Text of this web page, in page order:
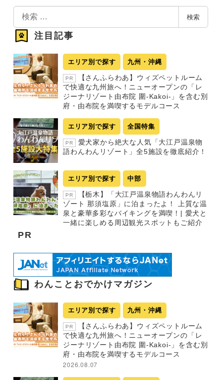
索
検索
注目記事
エリア別で探す 九州・沖縄
PR
【さんふらわあ】ウィズペットルーム
で快適な九州旅へ！ニューオープンの「レ
ジーナリゾート由布院 圍-Kakoi-」を含む別
府・由布院を満喫するモデルコース
エリア別で探す 全国特集
PR
愛犬家から絶大な人気「大江戸温泉物
語わんわんリゾート」全5施設を徹底紹介！
エリア別で探す 中部
PR
【栃木】「大江戸温泉物語わんわんリ
ゾート 那須塩原」に泊まったよ！ 上質な温
泉と豪華多彩なバイキングを満喫！| 愛犬と
一緒に楽しめる周辺観光スポットもご紹介
PR
わんことおでかけマガジン
エリア別で探す 九州・沖縄
PR
【さんふらわあ】ウィズペットルーム
で快適な九州旅へ！ニューオープンの「レ
ジーナリゾート由布院 圍-Kakoi-」を含む別
府・由布院を満喫するモデルコース
2026.08.07